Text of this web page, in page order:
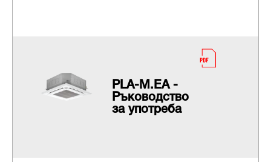
PLA-M.EA -
Ръководство
за употреба